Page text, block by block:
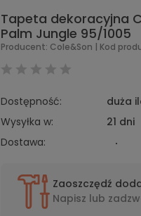
Tapeta dekoracyjna
Palm Jungle 95/1005
Producent: Cole&Son | Kod
Dostępność:
duża
Wysyłka w:
21 dni
Dostawa:
Zaoszczędź
Napisz lub